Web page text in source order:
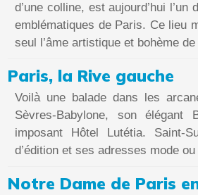
d’une colline, est aujourd’hui
emblématiques de Paris. Ce lieu
seul l’âme artistique et bohème
Paris, la Rive gauche
Voilà une balade dans les
Sèvres-Babylone, son élégant
imposant Hôtel Lutétia. Saint-
d’édition et ses adresses mode
Notre Dame de Paris